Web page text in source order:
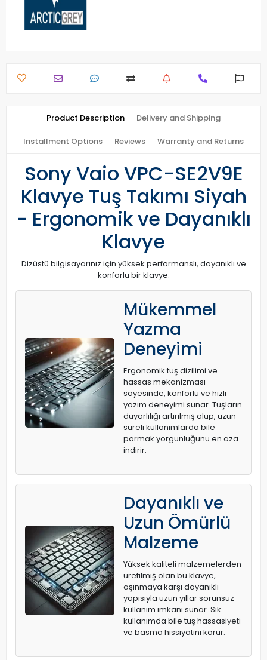
Product Description Delivery and Shipping
Installment Options Reviews Warranty and Returns
Sony Vaio VPC-SE2V9E
Klavye Tuş Takımı Siyah
- Ergonomik ve Dayanıklı
Klavye
Dizüstü bilgisayarınız için yüksek performanslı, dayanıklı ve
konforlu bir klavye.
Mükemmel
Yazma
Deneyimi
Ergonomik tuş dizilimi ve
hassas mekanizması
sayesinde, konforlu ve hızlı
yazım deneyimi sunar. Tuşların
duyarlılığı artırılmış olup, uzun
süreli kullanımlarda bile
parmak yorgunluğunu en aza
indirir.
Dayanıklı ve
Uzun Ömürlü
Malzeme
Yüksek kaliteli malzemelerden
üretilmiş olan bu klavye,
aşınmaya karşı dayanıklı
yapısıyla uzun yıllar sorunsuz
kullanım imkanı sunar. Sık
kullanımda bile tuş hassasiyeti
ve basma hissiyatını korur.